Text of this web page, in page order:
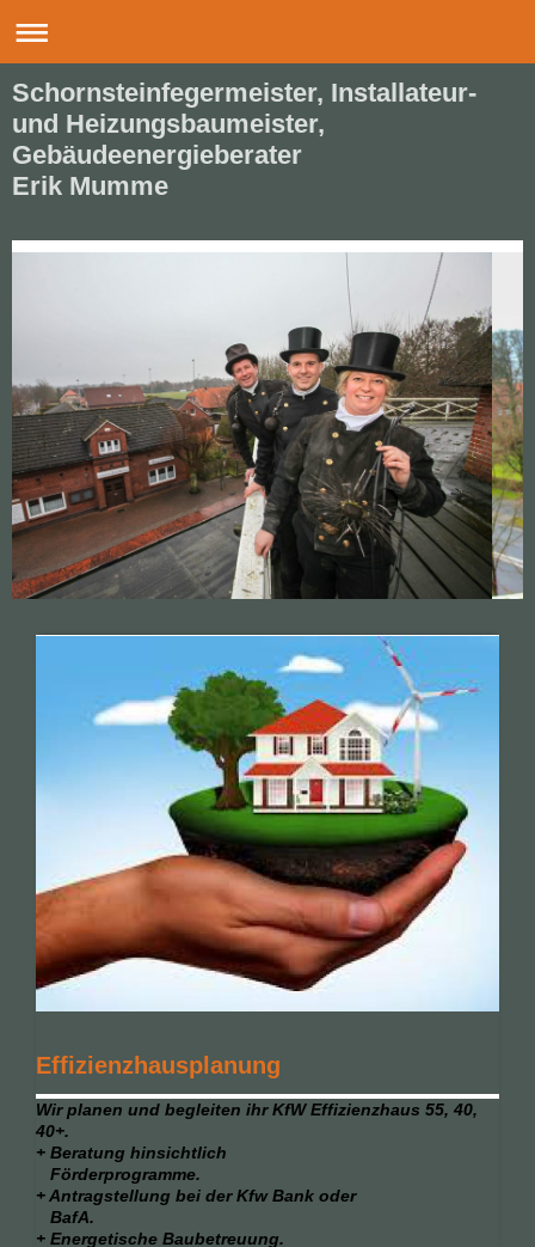
Schornsteinfegermeister, Installateur-
und Heizungsbaumeister,
Gebäudeenergieberater
Erik Mumme
Effizienzhausplanung
Wir planen und begleiten ihr KfW Effizienzhaus 55, 40,
40+.
+ Beratung hinsichtlich
Förderprogramme.
+ Antragstellung bei der Kfw Bank oder
BafA.
+ Energetische Baubetreuung.